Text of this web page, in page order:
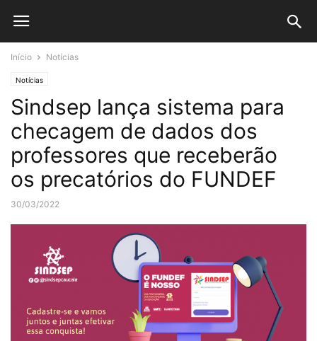
Início Notícias
Notícias
Sindsep lança sistema para
checagem de dados dos
professores que receberão
os precatórios do FUNDEF
30/03/2022